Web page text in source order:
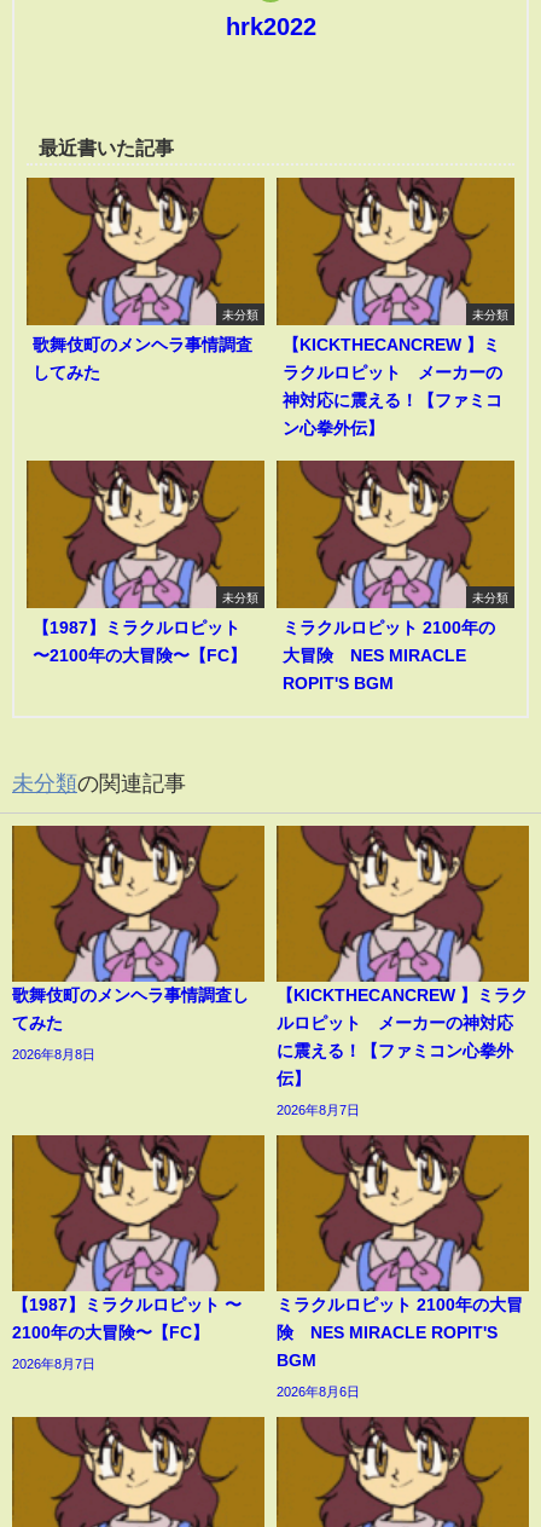
hrk2022
最近書いた記事
未分類
歌舞伎町のメンヘラ事情調査
してみた
未分類
【KICKTHECANCREW 】ミ
ラクルロピット メーカーの
神対応に震える！【ファミコ
ン心拳外伝】
未分類
【1987】ミラクルロピット
〜2100年の大冒険〜【FC】
未分類
ミラクルロピット 2100年の
大冒険 NES MIRACLE
ROPIT'S BGM
未分類の関連記事
歌舞伎町のメンヘラ事情調査し
てみた
2026年8月8日
【KICKTHECANCREW 】ミラク
ルロピット メーカーの神対応
に震える！【ファミコン心拳外
伝】
2026年8月7日
【1987】ミラクルロピット 〜
2100年の大冒険〜【FC】
2026年8月7日
ミラクルロピット 2100年の大冒
険 NES MIRACLE ROPIT'S
BGM
2026年8月6日